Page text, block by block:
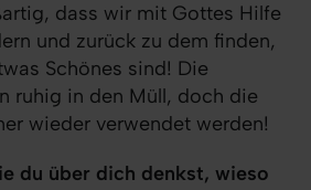
dass wir mit Gottes Hilfe
und zurück zu dem finden,
Schönes sind! Die
ruhig in den Müll, doch die
wieder verwendet werden!
du über dich denkst, wieso